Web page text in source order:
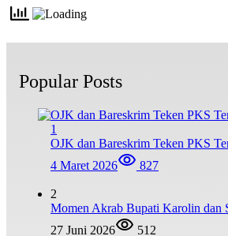
Popular Posts
1
OJK dan Bareskrim Teken PKS
4 Maret 2026
827
2
Momen Akrab Bupati Karolin dan
27 Juni 2026
512